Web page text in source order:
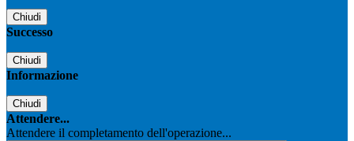
Chiudi
Successo
Chiudi
Informazione
Chiudi
Attendere...
Attendere il completamento dell'operazione...